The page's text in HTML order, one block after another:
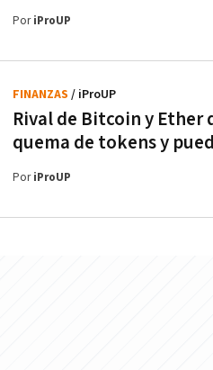
PoriProUP
Rival de Bitcoin y Ether
quema de tokens y
FINANZAS / iProUP
PoriProUP